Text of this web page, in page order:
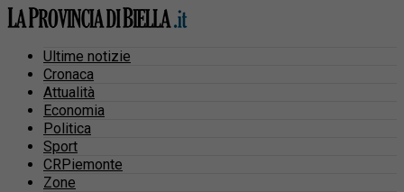
Ultime notizie
Cronaca
Attualità
Economia
Politica
Sport
CRPiemonte
Zone